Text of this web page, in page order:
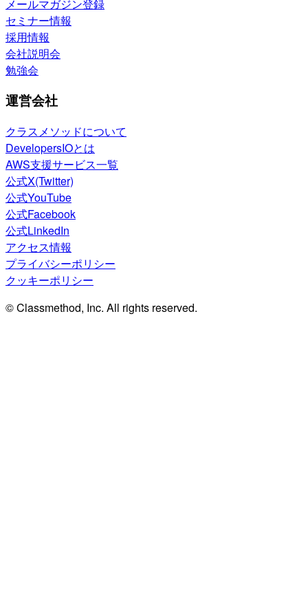
メールマガジン登録
セミナー情報
採用情報
会社説明会
勉強会
運営会社
クラスメソッドについて
DevelopersIOとは
AWS支援サービス一覧
公式X(Twitter)
公式YouTube
公式Facebook
公式LinkedIn
アクセス情報
プライバシーポリシー
クッキーポリシー
© Classmethod, Inc. All rights reserved.